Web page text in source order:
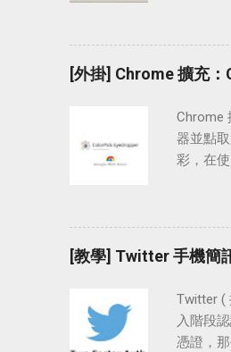
域名「
要一筆
產生
加入密
工具搭
操作流
碼，匯
PuTTY
例如：
前往
[外掛] Chrome 擴充
Chrome
器並點
彩，在
HSL 顏
性質：
http://
使用時
色碼及
[教學] Twitter 手機簡
Twitter (
入階段
憑證，